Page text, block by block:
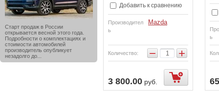
Старт продаж в России
открывается весной этого года.
Подробности о комплектациях и
стоимости автомобилей
производитель опубликует
незадолго до...
Добавить к сравнению
Производител
ь
Mazda
Количество: − +
3 800.00 руб.
ь